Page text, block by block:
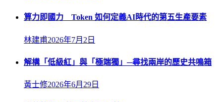
算力即國力 Token 如何定義AI時代的第五生產要素
林建甫2026年7月2日
解構「低級紅」與「極端獨」─尋找兩岸的歷史共鳴箱
黃士修2026年6月29日